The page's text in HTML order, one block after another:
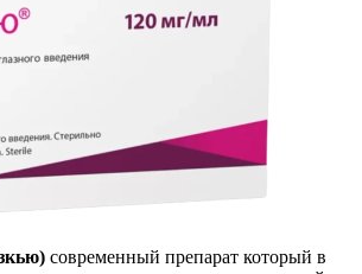
современный препарат который в